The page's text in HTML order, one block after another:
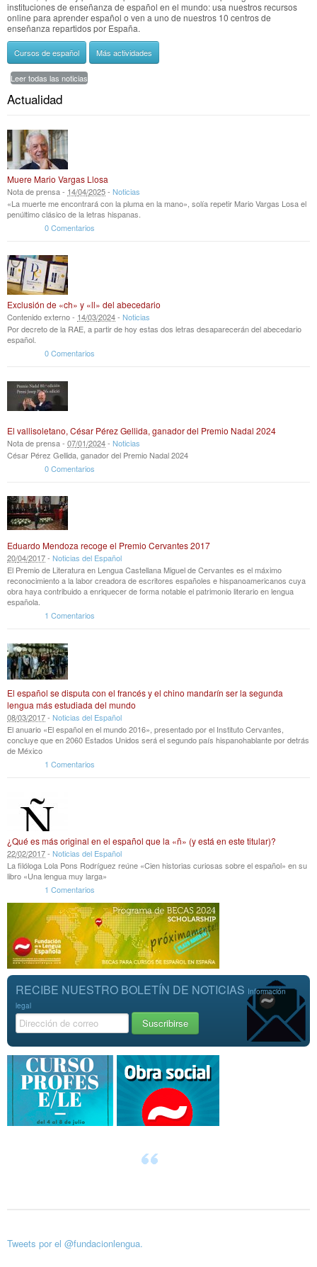
instituciones de enseñanza de español en el mundo: usa nuestros recursos
online para aprender español o ven a uno de nuestros 10 centros de
enseñanza repartidos por España.
Cursos de español Más actividades
Leer todas las noticias
Actualidad
Muere Mario Vargas Llosa
Nota de prensa - 14/04/2025- Noticias
«La muerte me encontrará con la pluma en la mano», solía repetir Mario Vargas Losa el
penúltimo clásico de la letras hispanas.
0 Comentarios
Exclusión de «ch» y «ll» del abecedario
Contenido externo - 14/03/2024- Noticias
Por decreto de la RAE, a partir de hoy estas dos letras desaparecerán del abecedario
español.
0 Comentarios
El vallisoletano, César Pérez Gellida, ganador del Premio Nadal 2024
Nota de prensa - 07/01/2024- Noticias
César Pérez Gellida, ganador del Premio Nadal 2024
0 Comentarios
Eduardo Mendoza recoge el Premio Cervantes 2017
20/04/2017- Noticias del Español
El Premio de Literatura en Lengua Castellana Miguel de Cervantes es el máximo
reconocimiento a la labor creadora de escritores españoles e hispanoamericanos cuya
obra haya contribuido a enriquecer de forma notable el patrimonio literario en lengua
española.
1 Comentarios
El español se disputa con el francés y el chino mandarín ser la segunda
lengua más estudiada del mundo
08/03/2017- Noticias del Español
El anuario «El español en el mundo 2016», presentado por el Instituto Cervantes,
concluye que en 2060 Estados Unidos será el segundo país hispanohablante por detrás
de México
1 Comentarios
¿Qué es más original en el español que la «ñ» (y está en este titular)?
22/02/2017- Noticias del Español
La filóloga Lola Pons Rodríguez reúne «Cien historias curiosas sobre el español» en su
libro «Una lengua muy larga»
1 Comentarios
RECIBE NUESTRO BOLETÍN DE NOTICIAS Información
legal
Tweets por el @fundacionlengua.